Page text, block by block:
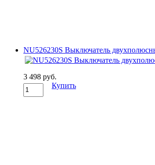
NU526230S Выключатель
3 498 руб.
Купить